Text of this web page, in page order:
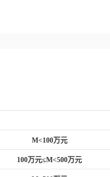
M<100万元
100万元≤M<500万元